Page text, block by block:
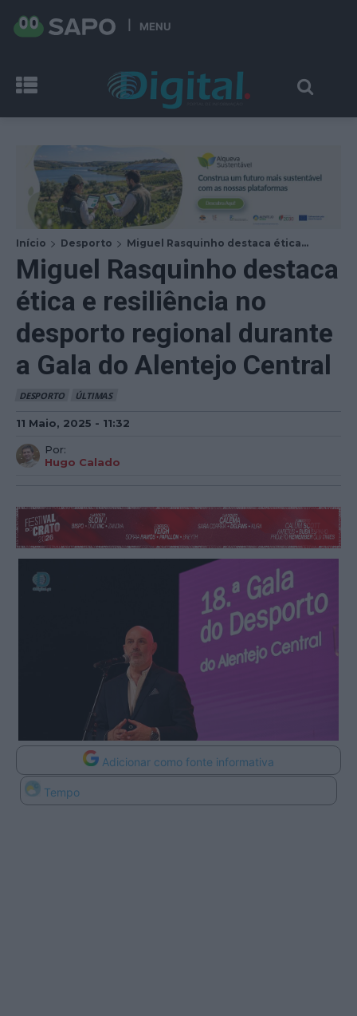
MENU
Início Desporto Miguel Rasquinho destaca ética...
Miguel Rasquinho destaca
ética e resiliência no
desporto regional durante
a Gala do Alentejo Central
DESPORTO ÚLTIMAS
11 Maio, 2025 - 11:32
Por:
Hugo Calado
Adicionar como fonte informativa
Tempo